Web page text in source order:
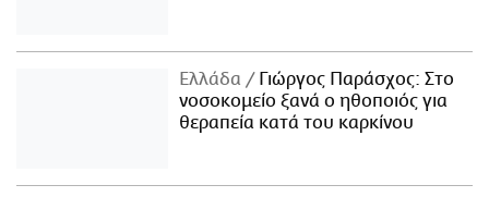
Ελλάδα
Γιώργος Παράσχος: Στο
νοσοκομείο ξανά ο ηθοποιός για
θεραπεία κατά του καρκίνου